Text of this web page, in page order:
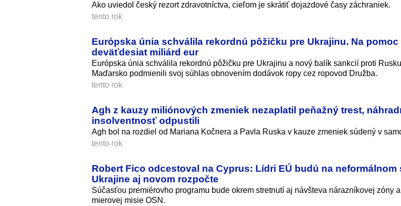
Ako uviedol český rezort zdravotníctva, cieľom je skrátiť dojazdové časy záchraniek.
tento rok
Európska únia schválila rekordnú pôžičku pre Ukrajinu. Na
deväťdesiat miliárd eur
Európska únia schválila rekordnú pôžičku pre Ukrajinu a nový balík sankcií proti
Maďarsko podmienili svoj súhlas obnovením dodávok ropy cez ropovod Družba.
tento rok
Agh z kauzy miliónových zmeniek nezaplatil peňažný trest,
insolventnosť odpustili
Agh bol na rozdiel od Mariana Kočnera a Pavla Ruska v kauze zmeniek súdený v
tento rok
Robert Fico odcestoval na Cyprus: Lídri EÚ budú na
Ukrajine aj novom rozpočte
Súčasťou premiérovho programu bude okrem stretnutí aj návšteva nárazníkovej zóny
mierovej misie OSN.